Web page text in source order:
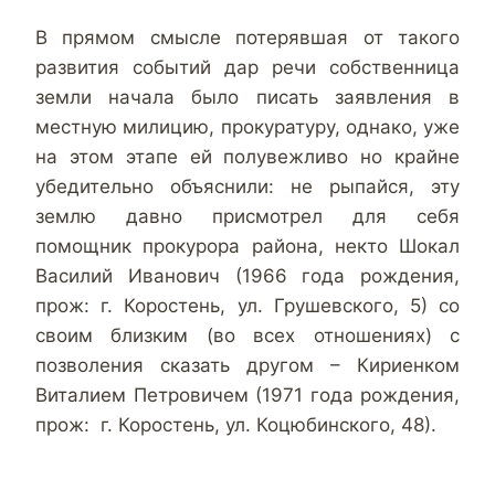
В прямом смысле потерявшая от такого
развития событий дар речи собственница
земли начала было писать заявления в
местную милицию, прокуратуру, однако, уже
на этом этапе ей полувежливо но крайне
убедительно объяснили: не рыпайся, эту
землю давно присмотрел для себя
помощник прокурора района, некто Шокал
Василий Иванович (1966 года рождения,
прож: г. Коростень, ул. Грушевского, 5) со
своим близким (во всех отношениях) с
позволения сказать другом – Кириенком
Виталием Петровичем (1971 года рождения,
прож: г. Коростень, ул. Коцюбинского, 48).